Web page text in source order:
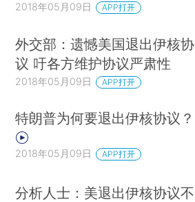
2018年05月09日 APP打开
外交部：遗憾美国退出伊核协
议 吁各方维护协议严肃性
2018年05月09日 APP打开
特朗普为何要退出伊核协议？
2018年05月09日 APP打开
分析人士：美退出伊核协议不